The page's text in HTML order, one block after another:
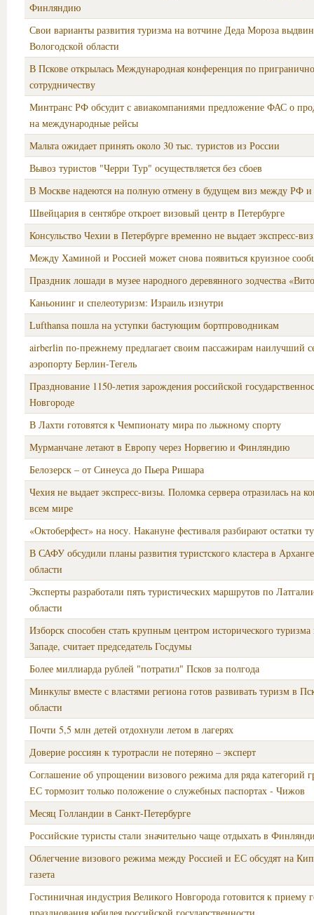
Финляндию
Свои варианты развития туризма на вотчине Деда Мороза
Вологодской области
В Пскове открылась Международная конференция по
сотрудничеству
Минтранс РФ обсудит с авиакомпаниями предложение ФАС о
на международные рейсы
Мальта ожидает принять около 30 тыс. туристов из России
Вывоз туристов "Черри Тур" осуществляется без сбоев
В Москве надеются на полную отмену в будущем виз между РФ
Швейцария в сентябре откроет визовый центр в Петербурге
Консульство Чехии в Петербурге временно не выдает экспресс-
Между Хаминой и Россией может снова появиться круизное
Праздник лошади в музее народного деревянного зодчества
Каньонинг и спелеотуризм: Израиль изнутри
Lufthansa пошла на уступки бастующим бортпроводникам
airberlin по-прежнему предлагает своим пассажирам наилучший
аэропорту Берлин-Тегель
Празднование 1150-летия зарождения российской
Новгороде
В Лахти готовятся к Чемпионату мира по лыжному спорту
Мурманчане летают в Европу через Норвегию и Финляндию
Белозерск – от Синеуса до Пьера Ришара
Чехия не выдает экспресс-визы. Поломка сервера отразилась на
всем мире
«Октоберфест» на носу. Накануне фестиваля разбирают остатки
В САФУ обсудили планы развития туристского кластера в
области
Эксперты разработали пять туристических маршрутов по
области
Изборск способен стать крупным центром исторического
Западе, считает председатель Госдумы
Более миллиарда рублей "потратил" Псков за полгода
Минкульт вместе с властями региона готов развивать туризм в
области
Почти 5,5 млн детей отдохнули летом в лагерях
Доверие россиян к туротрасли не потеряно – эксперт
Соглашение об упрощении визового режима для ряда категорий
ЕС тормозит только положение о служебных паспортах - Чижов
Месяц Голландии в Санкт-Петербурге
Российские туристы стали значительно чаще отдыхать в
Облегчение визового режима между Россией и ЕС обсудят на
газета
Гостиничная индустрия Великого Новгорода готовится к приему